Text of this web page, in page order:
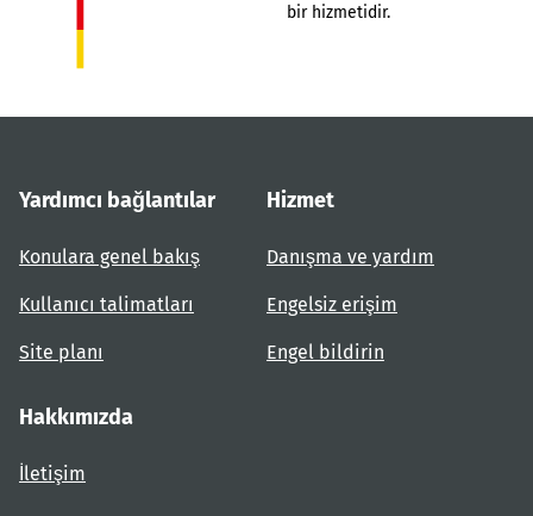
bir hizmetidir.
Yardımcı bağlantılar
Konulara genel bakış
Kullanıcı talimatları
Site planı
Hizmet
Danışma ve yardım
Engelsiz erişim
Engel bildirin
Hakkımızda
İletişim